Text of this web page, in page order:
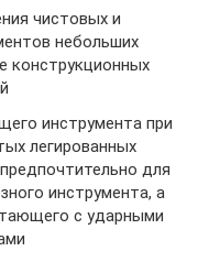
чистовых и
небольших
конструкционных
инструмента при
легированных
для
инструмента, а
с ударными